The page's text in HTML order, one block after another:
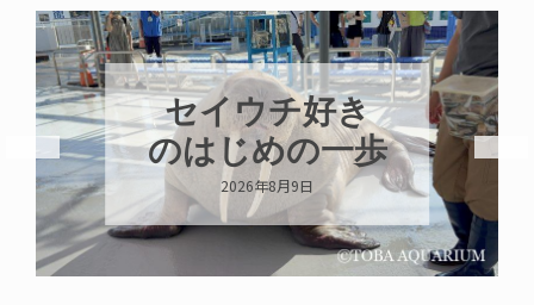
セイウチ好き
のはじめの一歩
2026年8月9日